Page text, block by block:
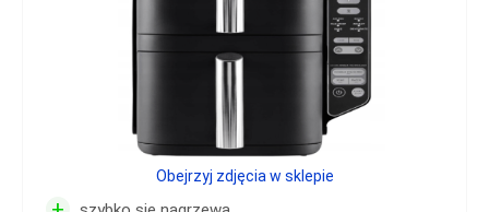
Obejrzyj zdjęcia w sklepie